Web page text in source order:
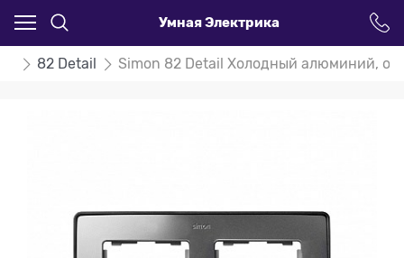
Умная Электрика
82 Detail Simon 82 Detail Холодный алюминий,